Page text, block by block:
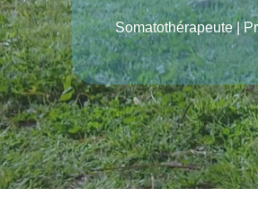
Somatothérapeute |